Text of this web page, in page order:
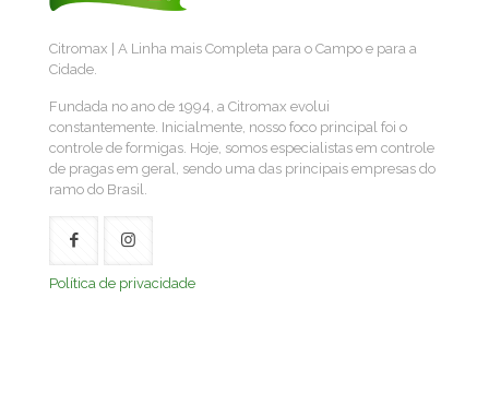
Citromax | A Linha mais Completa para o Campo e para a
Cidade.
Fundada no ano de 1994, a Citromax evolui
constantemente. Inicialmente, nosso foco principal foi o
controle de formigas. Hoje, somos especialistas em controle
de pragas em geral, sendo uma das principais empresas do
ramo do Brasil.
Política de privacidade